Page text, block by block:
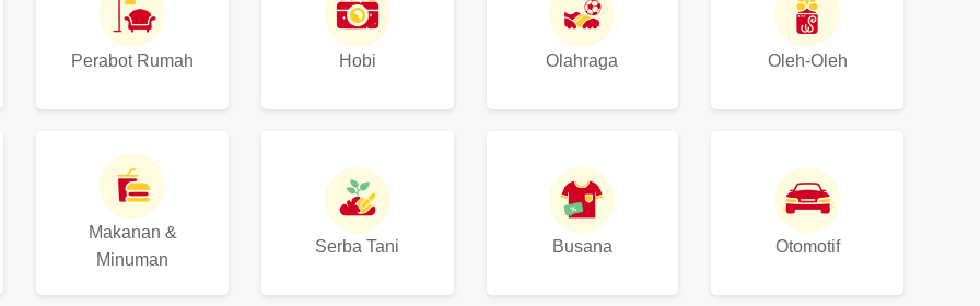
Perabot Rumah Hobi Olahraga Oleh-Oleh
Makanan &
Minuman
Serba Tani Busana Otomotif